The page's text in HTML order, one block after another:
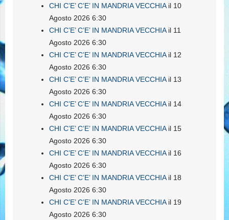
CHI C’E’ C’E’ IN MANDRIA VECCHIAil 10
Agosto 2026 6:30
CHI C’E’ C’E’ IN MANDRIA VECCHIAil 11
Agosto 2026 6:30
CHI C’E’ C’E’ IN MANDRIA VECCHIAil 12
Agosto 2026 6:30
CHI C’E’ C’E’ IN MANDRIA VECCHIAil 13
Agosto 2026 6:30
CHI C’E’ C’E’ IN MANDRIA VECCHIAil 14
Agosto 2026 6:30
CHI C’E’ C’E’ IN MANDRIA VECCHIAil 15
Agosto 2026 6:30
CHI C’E’ C’E’ IN MANDRIA VECCHIAil 16
Agosto 2026 6:30
CHI C’E’ C’E’ IN MANDRIA VECCHIAil 18
Agosto 2026 6:30
CHI C’E’ C’E’ IN MANDRIA VECCHIAil 19
Agosto 2026 6:30